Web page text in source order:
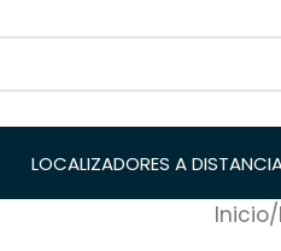
LOCALIZADORES A
Inicio/